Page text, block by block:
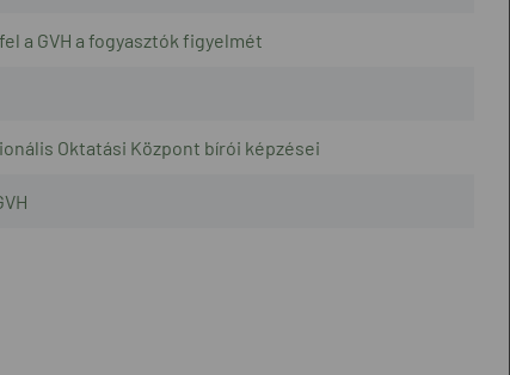
a GVH a fogyasztók figyelmét
Oktatási Központ bírói képzései